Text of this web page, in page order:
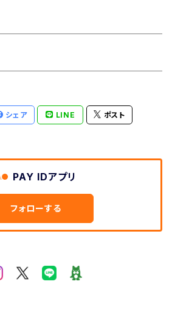
シェア LINE ポスト
PAY IDアプリ
フォローする